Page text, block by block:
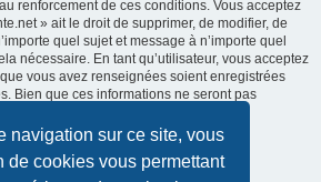
navigation sur ce site, vous
de cookies vous permettant
renforcement de ces conditions. Vous acceptez
» ait le droit de supprimer, de modifier, de
quel sujet et message à n’importe quel
nécessaire. En tant qu’utilisateur, vous acceptez
vous avez renseignées soient enregistrées
Bien que ces informations ne seront pas
phpBB, ne pourront être tenus comme
de piratage informatique visant à